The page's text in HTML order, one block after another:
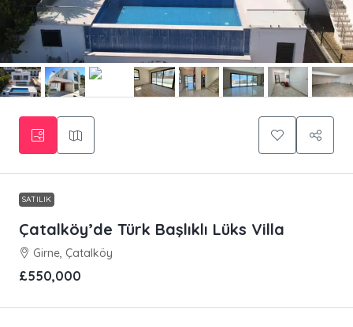
SATILIK
Çatalköy’de Türk Başlıklı Lüks Villa
Girne, Çatalköy
£550,000